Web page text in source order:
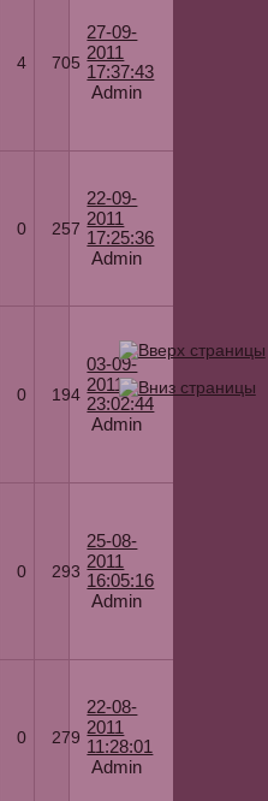
4 705
27-09-
2011
17:37:43
Admin
0 257
22-09-
2011
17:25:36
Admin
0 194
03-09-
2011
23:02:44
Admin
0 293
25-08-
2011
16:05:16
Admin
0 279
22-08-
2011
11:28:01
Admin